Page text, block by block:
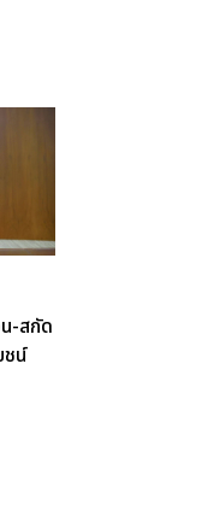
-สกัด
ชน์